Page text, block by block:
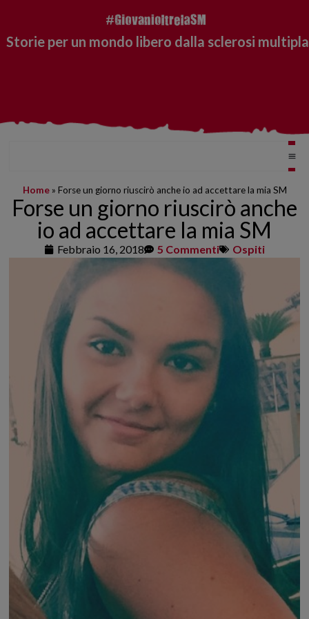
Storie per un mondo libero dalla sclerosi multipla
Home» Forse un giorno riuscirò anche io ad accettare la mia SM
Forse un giorno riuscirò anche
io ad accettare la mia SM
Febbraio 16, 2018 5 Commenti Ospiti